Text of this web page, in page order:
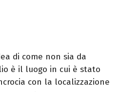
di come non sia da
è il luogo in cui è stato
con la localizzazione